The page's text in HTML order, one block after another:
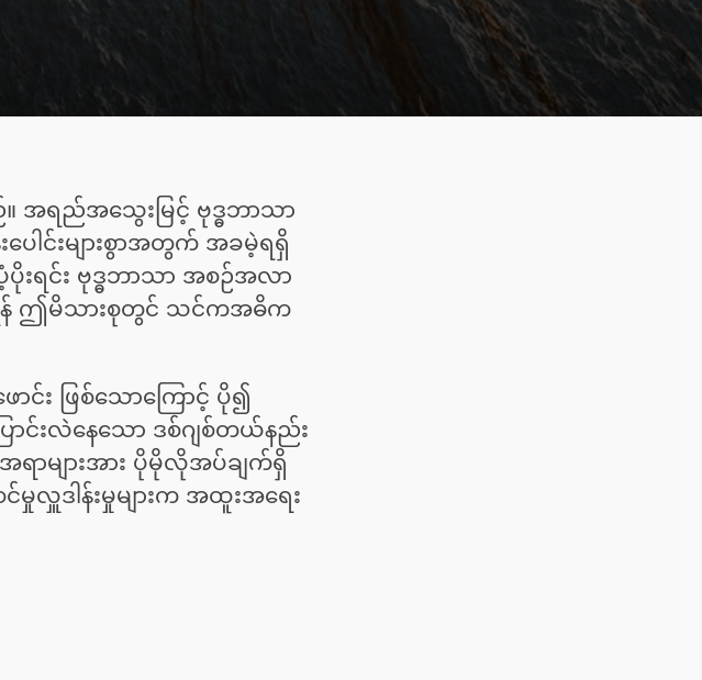
။ အရည်အသွေးမြင့် ဗုဒ္ဓဘာသာ
ေါင်းများစွာအတွက် အခမဲ့ရရှိ
းရင်း ဗုဒ္ဓဘာသာ အစဉ်အလာ
ရန် ဤမိသားစုတွင် သင်ကအဓိက
း ဖြစ်သောကြောင့် ပို၍
ာင်းလဲနေသော ဒစ်ဂျစ်တယ်နည်း
များအား ပိုမိုလိုအပ်ချက်ရှိ
ဒါန်းမှုများက အထူးအရေး